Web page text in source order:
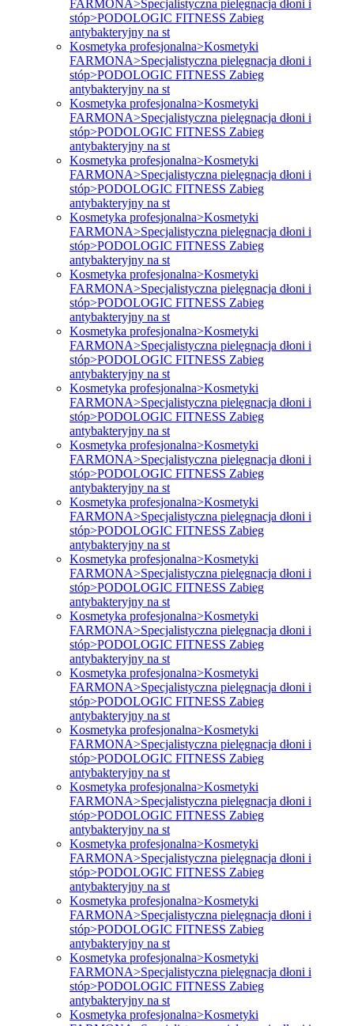
FARMONA>Specjalistyczna pielęgnacja dłoni i
stóp>PODOLOGIC FITNESS Zabieg
antybakteryjny na st
Kosmetyka profesjonalna>Kosmetyki
FARMONA>Specjalistyczna pielęgnacja dłoni i
stóp>PODOLOGIC FITNESS Zabieg
antybakteryjny na st
Kosmetyka profesjonalna>Kosmetyki
FARMONA>Specjalistyczna pielęgnacja dłoni i
stóp>PODOLOGIC FITNESS Zabieg
antybakteryjny na st
Kosmetyka profesjonalna>Kosmetyki
FARMONA>Specjalistyczna pielęgnacja dłoni i
stóp>PODOLOGIC FITNESS Zabieg
antybakteryjny na st
Kosmetyka profesjonalna>Kosmetyki
FARMONA>Specjalistyczna pielęgnacja dłoni i
stóp>PODOLOGIC FITNESS Zabieg
antybakteryjny na st
Kosmetyka profesjonalna>Kosmetyki
FARMONA>Specjalistyczna pielęgnacja dłoni i
stóp>PODOLOGIC FITNESS Zabieg
antybakteryjny na st
Kosmetyka profesjonalna>Kosmetyki
FARMONA>Specjalistyczna pielęgnacja dłoni i
stóp>PODOLOGIC FITNESS Zabieg
antybakteryjny na st
Kosmetyka profesjonalna>Kosmetyki
FARMONA>Specjalistyczna pielęgnacja dłoni i
stóp>PODOLOGIC FITNESS Zabieg
antybakteryjny na st
Kosmetyka profesjonalna>Kosmetyki
FARMONA>Specjalistyczna pielęgnacja dłoni i
stóp>PODOLOGIC FITNESS Zabieg
antybakteryjny na st
Kosmetyka profesjonalna>Kosmetyki
FARMONA>Specjalistyczna pielęgnacja dłoni i
stóp>PODOLOGIC FITNESS Zabieg
antybakteryjny na st
Kosmetyka profesjonalna>Kosmetyki
FARMONA>Specjalistyczna pielęgnacja dłoni i
stóp>PODOLOGIC FITNESS Zabieg
antybakteryjny na st
Kosmetyka profesjonalna>Kosmetyki
FARMONA>Specjalistyczna pielęgnacja dłoni i
stóp>PODOLOGIC FITNESS Zabieg
antybakteryjny na st
Kosmetyka profesjonalna>Kosmetyki
FARMONA>Specjalistyczna pielęgnacja dłoni i
stóp>PODOLOGIC FITNESS Zabieg
antybakteryjny na st
Kosmetyka profesjonalna>Kosmetyki
FARMONA>Specjalistyczna pielęgnacja dłoni i
stóp>PODOLOGIC FITNESS Zabieg
antybakteryjny na st
Kosmetyka profesjonalna>Kosmetyki
FARMONA>Specjalistyczna pielęgnacja dłoni i
stóp>PODOLOGIC FITNESS Zabieg
antybakteryjny na st
Kosmetyka profesjonalna>Kosmetyki
FARMONA>Specjalistyczna pielęgnacja dłoni i
stóp>PODOLOGIC FITNESS Zabieg
antybakteryjny na st
Kosmetyka profesjonalna>Kosmetyki
FARMONA>Specjalistyczna pielęgnacja dłoni i
stóp>PODOLOGIC FITNESS Zabieg
antybakteryjny na st
Kosmetyka profesjonalna>Kosmetyki
FARMONA>Specjalistyczna pielęgnacja dłoni i
stóp>PODOLOGIC FITNESS Zabieg
antybakteryjny na st
Kosmetyka profesjonalna>Kosmetyki